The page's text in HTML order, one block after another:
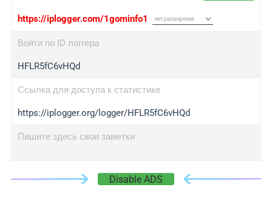
https://iplogger.com/1gominfo1
Войти по ID логгера
HFLR5fC6vHQd
Ссылка для доступа к статистике
https://iplogger.org/logger/HFLR5fC6vHQd
Пишите здесь свои заметки
Disable ADS